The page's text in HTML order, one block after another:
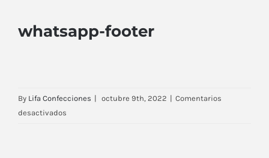
whatsapp-footer
By Lifa Confecciones | octubre 9th, 2022 | Comentarios
desactivados